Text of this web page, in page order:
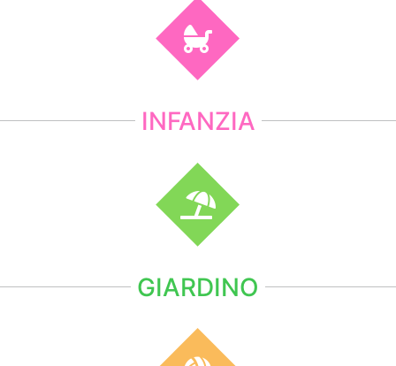
INFANZIA
GIARDINO